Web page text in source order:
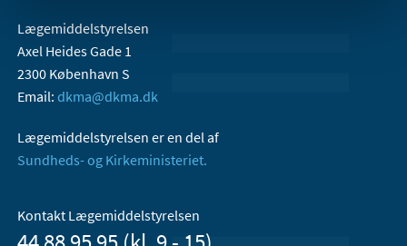
Lægemiddelstyrelsen
Axel Heides Gade 1
2300 København S
Email: dkma@dkma.dk
Lægemiddelstyrelsen er en del af
Sundheds- og Kirkeministeriet.
Kontakt Lægemiddelstyrelsen